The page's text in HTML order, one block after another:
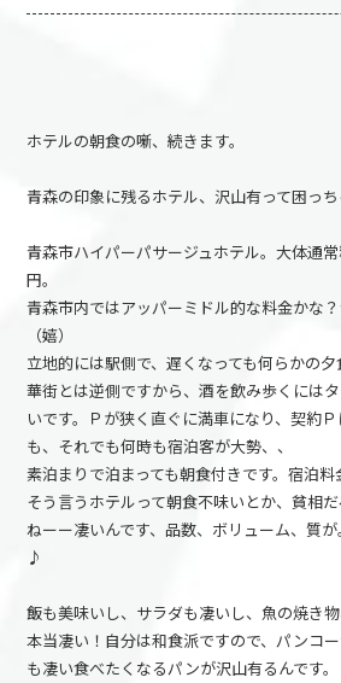
ホテルの朝食の噺、続きます。
青森の印象に残るホテル、沢山有って困っち
青森市ハイパーパサージュホテル。大体通
円。
青森市内ではアッパーミドル的な料金かな？
（嬉）
立地的には駅側で、遅くなっても何らかの
華街とは逆側ですから、酒を飲み歩くには
いです。Ｐが狭く直ぐに満車になり、契約
も、それでも何時も宿泊客が大勢、、
素泊まりで泊まっても朝食付きです。宿泊料
そう言うホテルって朝食不味いとか、貧相
ねーー凄いんです、品数、ボリューム、質
♪
飯も美味いし、サラダも凄いし、魚の焼き
本当凄い！自分は和食派ですので、パンコ
も凄い食べたくなるパンが沢山有るんです